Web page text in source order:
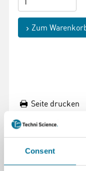
Consent
Zum
Seite drucken
Beschreibung
Verlängern Sie die